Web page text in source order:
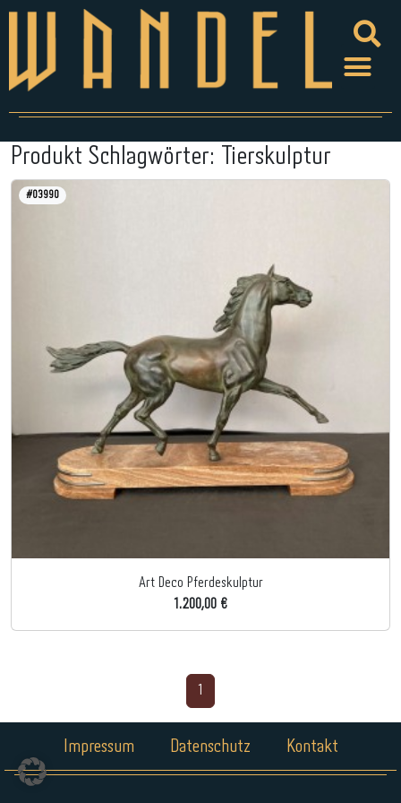
Produkt Schlagwörter: Tierskulptur
#03990
Art Deco Pferdeskulptur
1.200,00 €
Impressum Datenschutz Kontakt